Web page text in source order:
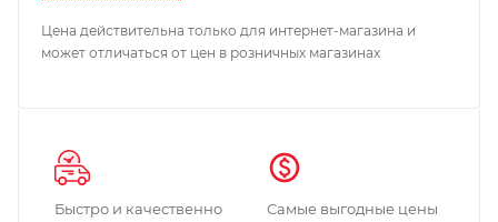
Цена действительна только для интернет-магазина и
может отличаться от цен в розничных магазинах
Быстро и качественно
Самые выгодные цены